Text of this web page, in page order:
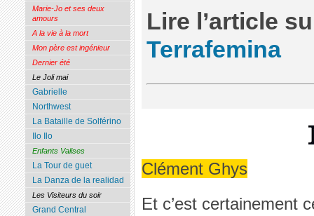
Lire l’article
Terrafemina
Clément Ghys
Et c’est certainement
Marie-Jo et ses deux
amours
A la vie à la mort
Mon père est ingénieur
Dernier été
Le Joli mai
Gabrielle
Northwest
La Bataille de Solférino
Ilo Ilo
Enfants Valises
La Tour de guet
La Danza de la realidad
Les Visiteurs du soir
Grand Central